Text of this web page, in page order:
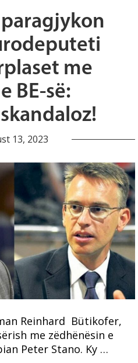
me
BE-së:
13, 2023
Reinhard Bütikofer,
me zëdhënësin e
Peter Stano. Ky …